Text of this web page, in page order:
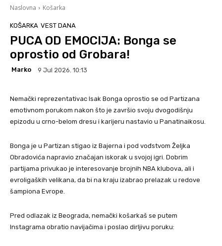
Naslovna Košarka
KOŠARKA VEST DANA
PUCA OD EMOCIJA: Bonga se
oprostio od Grobara!
Marko 9 Jul 2026. 10:13
Nemački reprezentativac Isak Bonga oprostio se od Partizana
emotivnom porukom nakon što je završio svoju dvogodišnju
epizodu u crno-belom dresu i karijeru nastavio u Panatinaikosu.
Bonga je u Partizan stigao iz Bajerna i pod vođstvom Željka
Obradovića napravio značajan iskorak u svojoj igri. Dobrim
partijama privukao je interesovanje brojnih NBA klubova, ali i
evroligaških velikana, da bi na kraju izabrao prelazak u redove
šampiona Evrope.
Pred odlazak iz Beograda, nemački košarkaš se putem
Instagrama obratio navijačima i poslao dirljivu poruku: